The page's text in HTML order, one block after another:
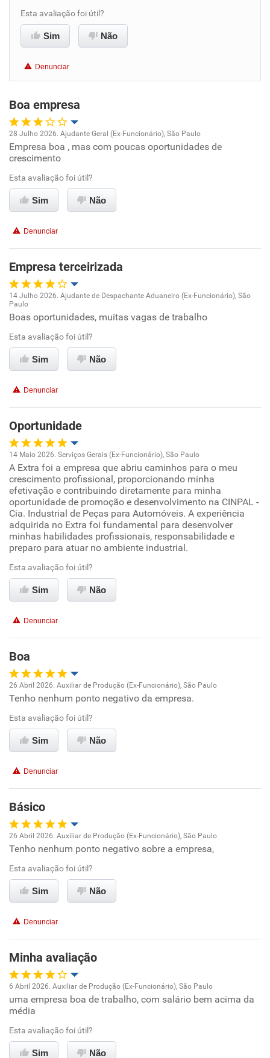
Recomenda esta empresa
Esta avaliação foi útil?
Sim Não
Denunciar
Boa empresa
Oportunidade de promoção
Ambiente de trabalho
Conciliação com a vida familiar
Recomenda esta empresa
Não recomenda a diretoria
28 Julho 2026. Ajudante Geral (Ex-Funcionário), São Paulo
Empresa boa , mas com poucas oportunidades de
crescimento
Esta avaliação foi útil?
Sim Não
Denunciar
Empresa terceirizada
Oportunidade de promoção
Ambiente de trabalho
Conciliação com a vida familiar
Recomenda esta empresa
Recomenda a diretoria
14 Julho 2026. Ajudante de Despachante Aduaneiro (Ex-Funcionário), São
Paulo
Boas oportunidades, muitas vagas de trabalho
Esta avaliação foi útil?
Sim Não
Denunciar
Oportunidade
Oportunidade de promoção
Ambiente de trabalho
Conciliação com a vida familiar
Recomenda esta empresa
14 Maio 2026. Serviços Gerais (Ex-Funcionário), São Paulo
A Extra foi a empresa que abriu caminhos para o meu
crescimento profissional, proporcionando minha
efetivação e contribuindo diretamente para minha
oportunidade de promoção e desenvolvimento na CINPAL -
Cia. Industrial de Peças para Automóveis. A experiência
adquirida no Extra foi fundamental para desenvolver
minhas habilidades profissionais, responsabilidade e
preparo para atuar no ambiente industrial.
Esta avaliação foi útil?
Sim Não
Denunciar
Boa
Oportunidade de promoção
Ambiente de trabalho
Benefícios
Recomenda esta empresa
Recomenda a diretoria
26 Abril 2026. Auxiliar de Produção (Ex-Funcionário), São Paulo
Tenho nenhum ponto negativo da empresa.
Esta avaliação foi útil?
Sim Não
Denunciar
Básico
Oportunidade de promoção
Ambiente de trabalho
Benefícios
Recomenda esta empresa
Recomenda a diretoria
26 Abril 2026. Auxiliar de Produção (Ex-Funcionário), São Paulo
Tenho nenhum ponto negativo sobre a empresa,
Esta avaliação foi útil?
Sim Não
Denunciar
Minha avaliação
Oportunidade de promoção
Ambiente de trabalho
6 Abril 2026. Auxiliar de Produção (Ex-Funcionário), São Paulo
uma empresa boa de trabalho, com salário bem acima da
média
Esta avaliação foi útil?
Sim Não